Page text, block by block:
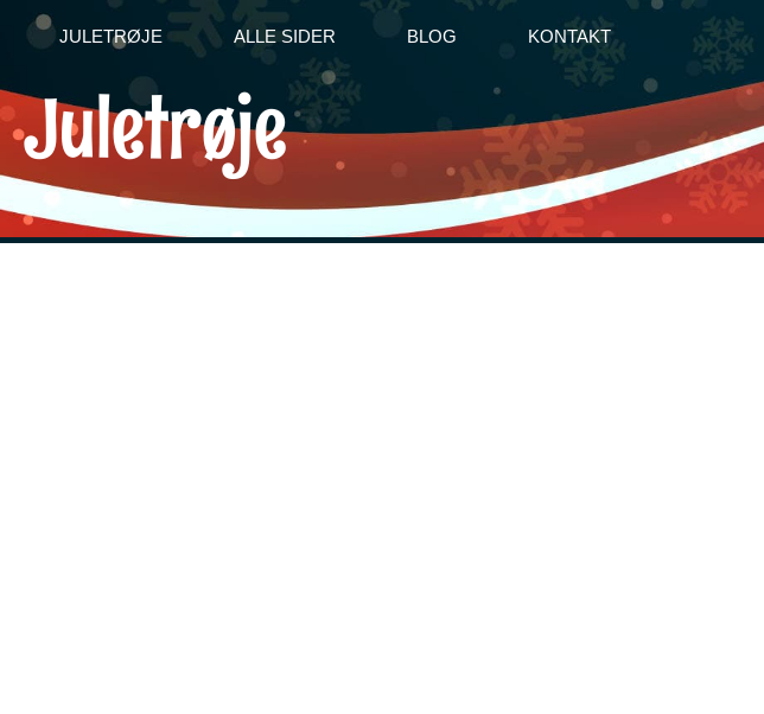
JULETRØJE ALLE SIDER BLOG KONTAKT
Juletrøje